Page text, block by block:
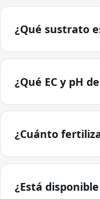
¿Qué sustrato
¿Qué EC y pH
¿Cuánto
¿Está